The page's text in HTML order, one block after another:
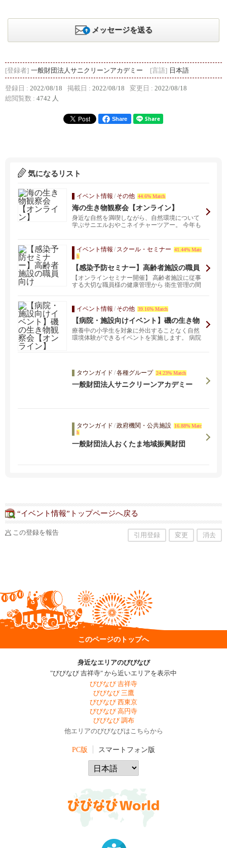
メッセージを送る
[登録者] 一般財団法人サニクリーンアカデミー [言語] 日本語
登録日 : 2022/08/18 掲載日 : 2022/08/18 変更日 : 2022/08/18
総閲覧数 : 4742 人
Share
気になるリスト
イベント情報 / その他 44.6% Match
海の生き物観察会【オンライン】
身近な自然を満喫しながら、自然環境について
学ぶサニエルおやこネイチャーツアー。 今年も
イベント情報 / スクール・セミナー
41.44% Matc
h
【感染予防セミナー】高齢者施設の職員
向け
【オンラインセミナー開催】 高齢者施設に従事
する大切な職員様の健康管理から 衛生管理の間
イベント情報 / その他 39.16% Match
【病院・施設向けイベント】磯の生き物
観察会【オンライン】
療養中の小学生を対象に外出することなく自然
環境体験ができるイベントを実施します。 病院
タウンガイド /各種グループ 24.23% Match
一般財団法人サニクリーンアカデミー
タウンガイド /政府機関・公共施設
16.88% Matc
h
一般財団法人おくたま地域振興財団
“イベント情報”トップページへ戻る
この登録を報告 引用登録 変更 消去
このページのトップへ
身近なエリアのびびなび
"びびなび 吉祥寺" から近いエリアを表示中
びびなび 吉祥寺
びびなび 三鷹
びびなび 西東京
びびなび 高円寺
びびなび 調布
他エリアのびびなびはこちらから
PC版 スマートフォン版